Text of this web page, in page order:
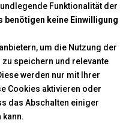
Funktionalität der
benötigen keine Einwilligung
um die Nutzung der
speichern und relevante
werden nur mit Ihrer
Cookies aktivieren oder
das Abschalten einiger
kann.